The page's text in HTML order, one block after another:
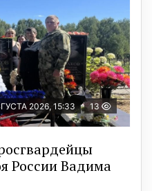
2026, 15:33 13
России Вадима